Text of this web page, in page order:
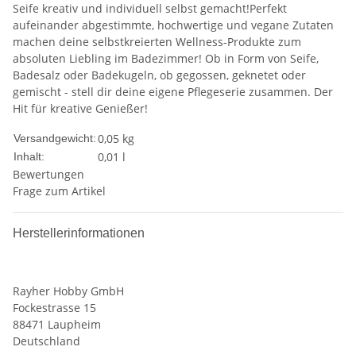
Seife kreativ und individuell selbst gemacht!Perfekt
aufeinander abgestimmte, hochwertige und vegane Zutaten
machen deine selbstkreierten Wellness-Produkte zum
absoluten Liebling im Badezimmer! Ob in Form von Seife,
Badesalz oder Badekugeln, ob gegossen, geknetet oder
gemischt - stell dir deine eigene Pflegeserie zusammen. Der
Hit für kreative Genießer!
Versandgewicht:0,05 kg
Inhalt:
0,01 l
Bewertungen
Frage zum Artikel
Herstellerinformationen
Rayher Hobby GmbH
Fockestrasse 15
88471 Laupheim
Deutschland